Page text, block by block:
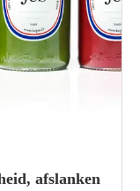
afslanken